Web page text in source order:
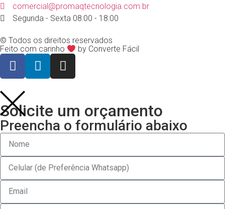
comercial@promaqtecnologia.com.br
Segunda - Sexta 08:00 - 18:00
© Todos os direitos reservados
Feito com carinho
by Converte Fácil
Solicite um orçamento
Preencha o formulário abaixo